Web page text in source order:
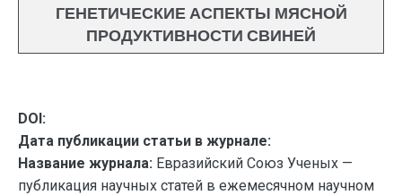
ГЕНЕТИЧЕСКИЕ АСПЕКТЫ МЯСНОЙ
ПРОДУКТИВНОСТИ СВИНЕЙ
DOI:
Дата публикации статьи в журнале:
Название журнала: Евразийский Союз Ученых —
публикация научных статей в ежемесячном научном